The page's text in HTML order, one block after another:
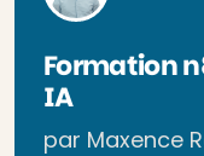
Formation
IA
par Maxence